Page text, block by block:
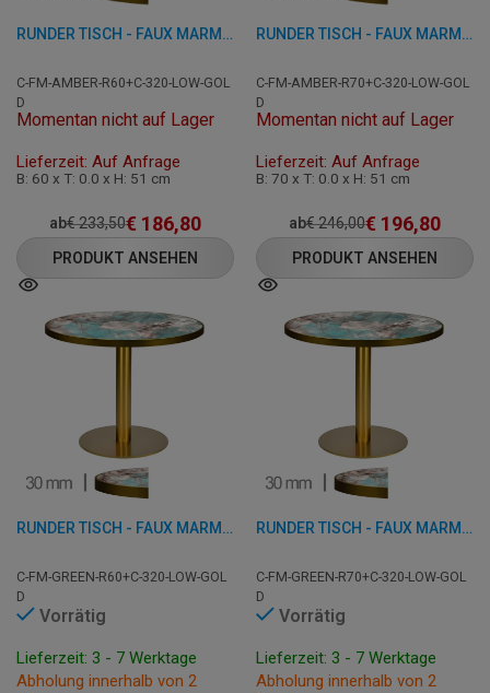
RUNDER TISCH - FAUX MARMOR AMBER - 60 CM
C-FM-AMBER-R60+C-320-LOW-GOL
D
Momentan nicht auf Lager
Lieferzeit: Auf Anfrage
B: 60 x T: 0.0 x H: 51 cm
ab€233,50€ 186,80
PRODUKT ANSEHEN
RUNDER TISCH - FAUX MARMOR AMBER - 70 CM
C-FM-AMBER-R70+C-320-LOW-GOL
D
Momentan nicht auf Lager
Lieferzeit: Auf Anfrage
B: 70 x T: 0.0 x H: 51 cm
ab€246,00€ 196,80
PRODUKT ANSEHEN
RUNDER TISCH - FAUX MARMOR GRÜN - 60 CM
C-FM-GREEN-R60+C-320-LOW-GOL
D
Vorrätig
Lieferzeit: 3 - 7 Werktage
Abholung innerhalb von 2
RUNDER TISCH - FAUX MARMOR GRÜN - 70 CM
C-FM-GREEN-R70+C-320-LOW-GOL
D
Vorrätig
Lieferzeit: 3 - 7 Werktage
Abholung innerhalb von 2